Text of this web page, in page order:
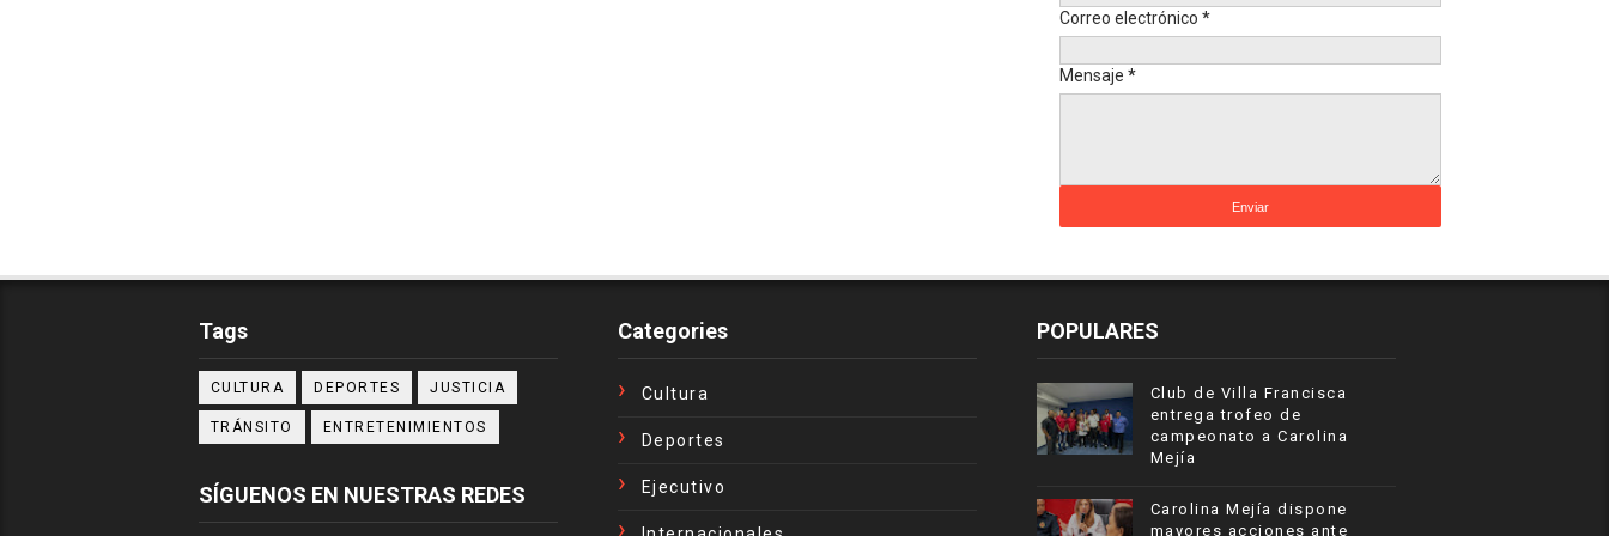
Correo electrónico *
Mensaje *
Tags
CULTURA DEPORTES JUSTICIA
TRÁNSITO ENTRETENIMIENTOS
SÍGUENOS EN NUESTRAS REDES
Categories
Cultura
Deportes
Ejecutivo
POPULARES
Club de Villa Francisca
entrega trofeo de
campeonato a Carolina
Mejía
Carolina Mejía dispone
mayores acciones ante